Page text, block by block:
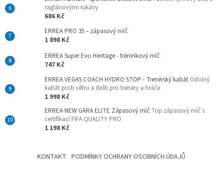
raglánovými rukávy
686 Kč
ERREA PRO 35 – zápasový míč
1 898 Kč
ERREA Super Evo Heritage - tréninkový míč
747 Kč
ERREA VEGAS COACH HYDRO STOP - Trenérský kabát Odolný
kabát proti větru a dešti pro trenéry a hráče
1 998 Kč
ERREA NEW GARA ELITE Zápasový míč Top zápasový míč s
certifikací FIFA QUALITY PRO
1 198 Kč
KONTAKT PODMÍNKY OCHRANY OSOBNÍCH ÚDAJŮ